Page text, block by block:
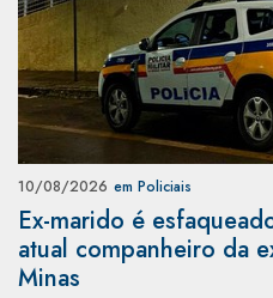
10/08/2026 em Policiais
Ex-marido é
atual companheiro da
Minas